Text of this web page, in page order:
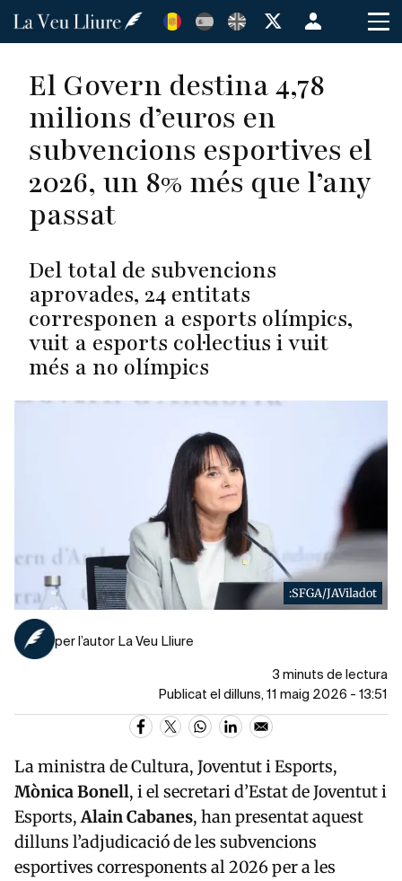
Vés
Menú
de
cuenta
de
El Govern destina 4,78
milions d’euros en
subvencions esportives el
2026, un 8% més que l’any
passat
Del total de subvencions
aprovades, 24 entitats
corresponen a esports olímpics,
vuit a esports col·lectius i vuit
més a no olímpics
:SFGA/JAViladot
per l’autor La Veu Lliure
3 minuts de lectura
Publicat el dilluns, 11 maig 2026 - 13:51
La ministra de Cultura, Joventut i Esports,
Mònica Bonell, i el secretari d’Estat de Joventut i
Esports,Alain Cabanes, han presentat aquest
dilluns l’adjudicació de les subvencions
esportives corresponents al 2026 per a les